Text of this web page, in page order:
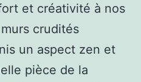
et créativité à nos
crudités
un aspect zen et
pièce de la